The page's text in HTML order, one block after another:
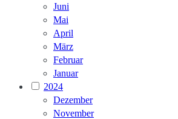
Juni
Mai
April
März
Februar
Januar
2024
Dezember
November